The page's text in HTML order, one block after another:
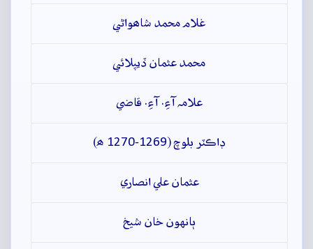
غلام محمد شاھواڻي
محمد عثمان ڏيپلائي
علامہ آءِ. آءِ. قاضي
ڊاڪٽر بلوچ (1269-1270 ھ)
عثمان علي انصاري
ٻانهون خان شيخ